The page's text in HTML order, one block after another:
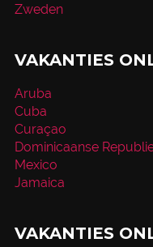
Zweden
VAKANTIES
Aruba
Cuba
Curaçao
Dominicaanse
Mexico
Jamaica
VAKANTIES